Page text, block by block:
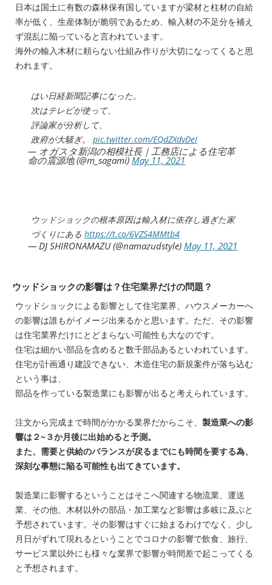
日本は国土に有数の森林保有国していますが梁材と柱材の自給
率が低く、生産体制が脆弱であるため、輸入材の不足分を補え
ず混乱に陥っていると言われています。
海外の輸入木材に頼らない仕組み作りが大切になってくると思
われます。
はい日経新聞記事になった。
次はテレビが使って、
評論家が分析して、
政府が大騒ぎ。pic.twitter.com/EQdZXdvDeI
— オガスタ新潟の相模社長｜工務店による住宅革
命の震源地 (@m_sagami)May 11, 2021
ウッドショックの根本原因は輸入材に依存し過ぎた家
づくりにあるhttps://t.co/6VZS4MMtb4
— DJ SHIRONAMAZU (@namazudstyle) May 11, 2021
ウッドショックの影響は？住宅業界だけの問題？
ウッドショックによる影響として住宅業界、ハウスメーカーへ
の影響は誰もがイメージ出来るかと思います。ただ、その影響
は住宅業界だけにとどまらない可能性も大なのです。
住宅は細かい部品を含めると数千部品あるといわれています。
住宅が計画通り建設できない、木造住宅の新規案件が落ち込む
という事は、
部品を作っている製造業にも影響が出ると考えられています。
注文から完成まで時間がかかる業界だからこそ、 製造業への影
響は２~３か月後に出始めると予測。
また、需要と供給のバランスが戻るまでにも時間を要する為、
深刻な事態に陥る可能性も出てきています。
製造業に影響するということはそこへ関連する物流業、運送
業、その他、木材以外の部品・加工業など影響は多岐に及ぶと
予想されています。その影響はすぐに始まるわけでなく、少し
月日がずれて現れるということでコロナの影響で飲食、旅行、
サービス業以外にも様々な業界で影響が時間差で起こってくる
と予想されます。